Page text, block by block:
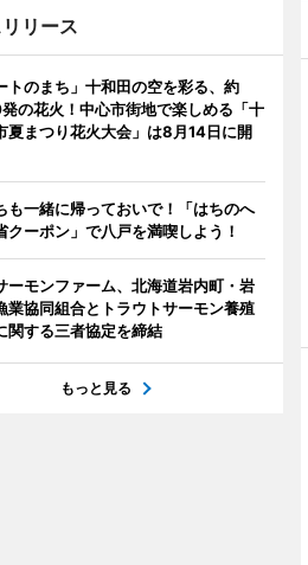
リース
トのまち」十和田の空を彩る、約
の花火！中心市街地で楽しめる「十
夏まつり花火大会」は8月14日に開
も一緒に帰っておいで！「はちのへ
クーポン」で八戸を満喫しよう！
ーモンファーム、北海道岩内町・岩
業協同組合とトラウトサーモン養殖
関する三者協定を締結
もっと見る